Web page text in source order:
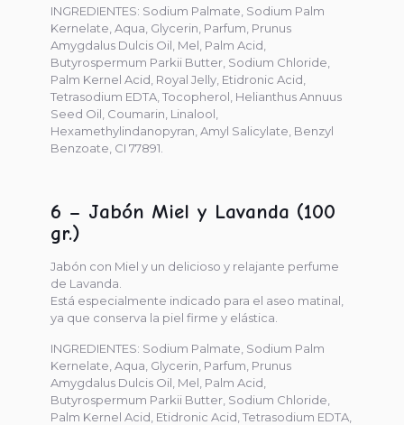
INGREDIENTES: Sodium Palmate, Sodium Palm
Kernelate, Aqua, Glycerin, Parfum, Prunus
Amygdalus Dulcis Oil, Mel, Palm Acid,
Butyrospermum Parkii Butter, Sodium Chloride,
Palm Kernel Acid, Royal Jelly, Etidronic Acid,
Tetrasodium EDTA, Tocopherol, Helianthus Annuus
Seed Oil, Coumarin, Linalool,
Hexamethylindanopyran, Amyl Salicylate, Benzyl
Benzoate, CI 77891.
6 – Jabón Miel y Lavanda (100
gr.)
Jabón con Miel y un delicioso y relajante perfume
de Lavanda.
Está especialmente indicado para el aseo matinal,
ya que conserva la piel firme y elástica.
INGREDIENTES: Sodium Palmate, Sodium Palm
Kernelate, Aqua, Glycerin, Parfum, Prunus
Amygdalus Dulcis Oil, Mel, Palm Acid,
Butyrospermum Parkii Butter, Sodium Chloride,
Palm Kernel Acid, Etidronic Acid, Tetrasodium EDTA,